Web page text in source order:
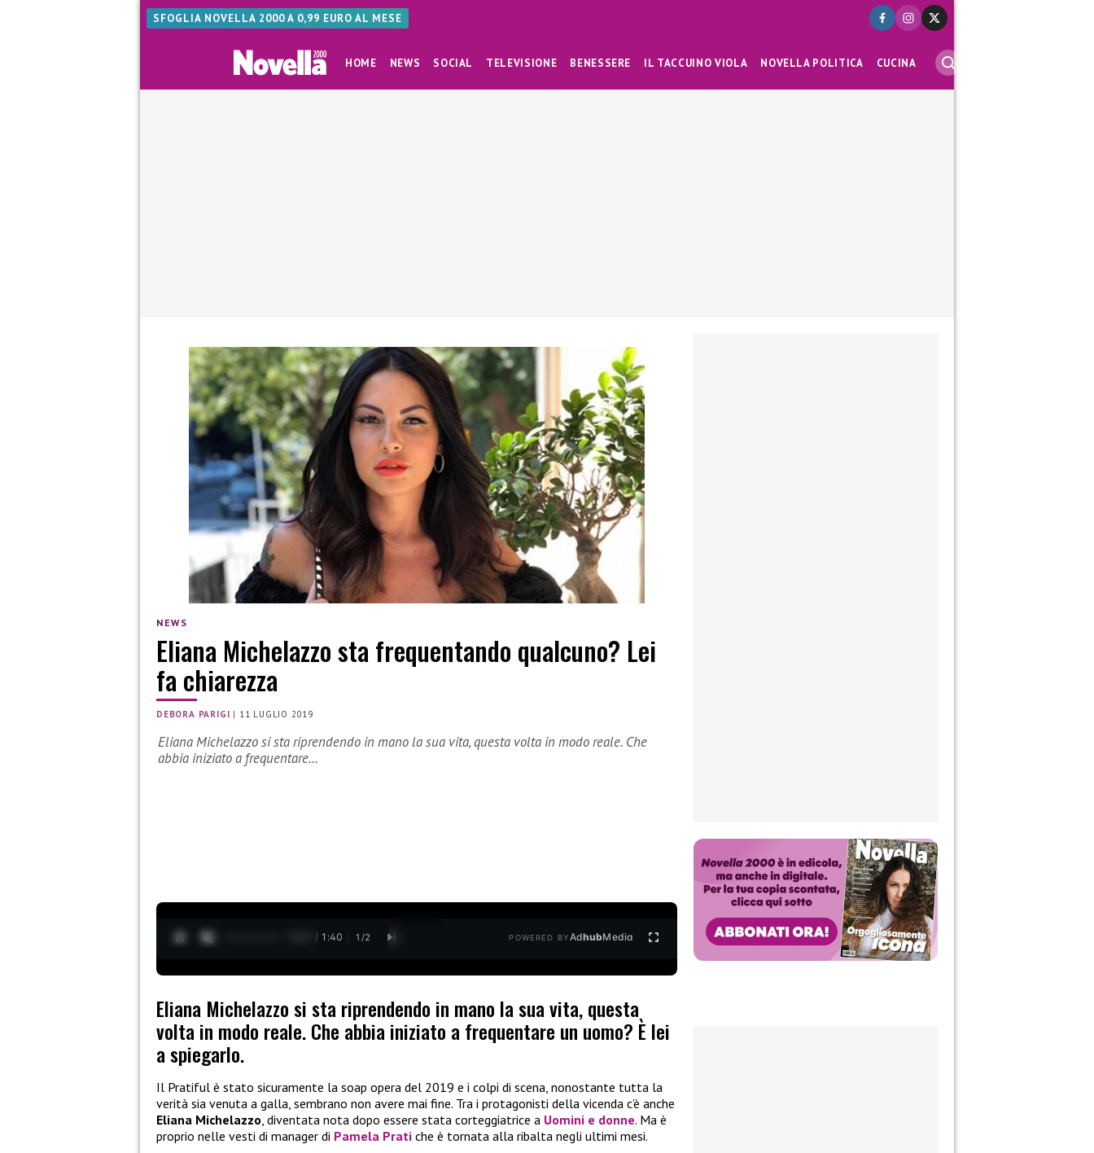
SFOGLIA NOVELLA 2000 A 0,99 EURO AL MESE
HOME NEWS SOCIAL TELEVISIONE BENESSERE IL TACCUINO VIOLA NOVELLA POLITICA CUCINA
NEWS
Eliana Michelazzo sta frequentando qualcuno? Lei
fa chiarezza
DEBORA PARIGI | 11 LUGLIO 2019
Eliana Michelazzo si sta riprendendo in mano la sua vita, questa volta in modo reale. Che
abbia iniziato a frequentare…
0:28 / 1:40 1 /2 POWERED BYAdhubMedia
Eliana Michelazzo si sta riprendendo in mano la sua vita, questa
volta in modo reale. Che abbia iniziato a frequentare un uomo? È lei
a spiegarlo.
Il Pratiful è stato sicuramente la soap opera del 2019 e i colpi di scena, nonostante tutta la
verità sia venuta a galla, sembrano non avere mai fine. Tra i protagonisti della vicenda c’è anche
Eliana Michelazzo, diventata nota dopo essere stata corteggiatrice a Uomini e donne. Ma è
proprio nelle vesti di manager di Pamela Prati che è tornata alla ribalta negli ultimi mesi.